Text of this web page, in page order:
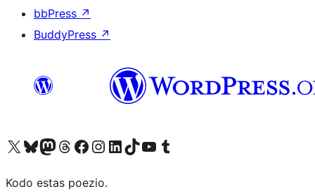
bbPress ↗
BuddyPress ↗
Visit our X (formerly Twitter) account
Visit our Bluesky account
Visit our Mastodon account
Visit our Threads account
Visit our Facebook page
Visit our Instagram account
Visit our LinkedIn account
Visit our TikTok account
Visit our YouTube channel
Visit our Tumblr account
Kodo estas poezio.